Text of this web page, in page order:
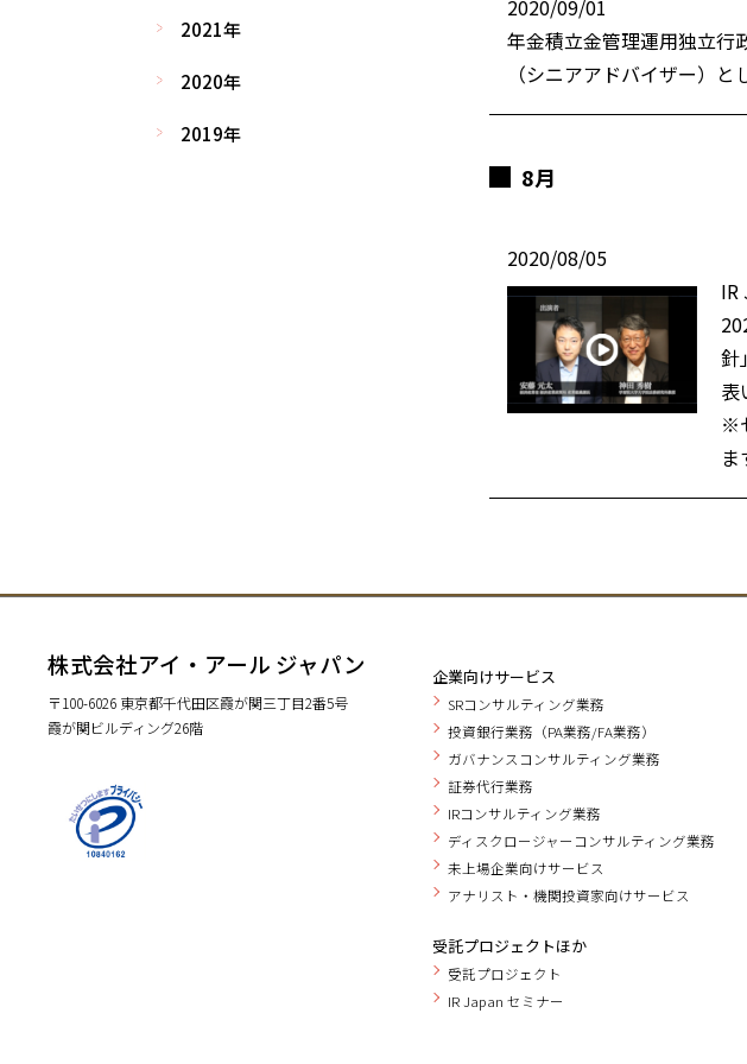
2021年
2020年
2019年
2020/09/01
年金積立金管理運用独立行
（シニアアドバイザー）
8月
2020/08/05
IR
針
表
※
株式会社アイ・アール ジャパン
〒100-6026 東京都千代田区霞が関三丁目2番5号
霞が関ビルディング26階
企業向けサービス
SRコンサルティング業務
投資銀行業務（PA業務/FA業務）
ガバナンスコンサルティング業務
証券代行業務
IRコンサルティング業務
ディスクロージャーコンサルティング業務
未上場企業向けサービス
アナリスト・機関投資家向けサービス
受託プロジェクトほか
受託プロジェクト
IR Japan セミナー